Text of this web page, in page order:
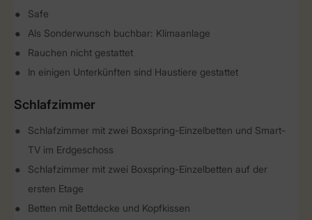
Safe
Als Sonderwunsch buchbar: Klimaanlage
Rauchen nicht gestattet
In einigen Unterkünften sind Haustiere gestattet
Schlafzimmer
Schlafzimmer mit zwei Boxspring-Einzelbetten und Smart-
TV im Erdgeschoss
Schlafzimmer mit zwei Boxspring-Einzelbetten auf der
ersten Etage
Betten mit Bettdecke und Kopfkissen